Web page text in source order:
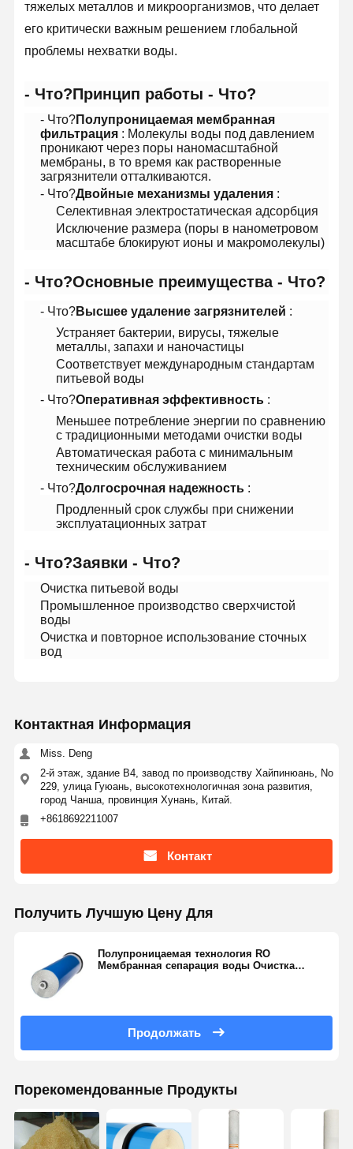
Домой Продукты Видеозаписи О Нас
Экскурсия
Контроль
Свяжитесь С
Случаи
Запросить
Расценки
Лабораторная система сверхчистой воды
Оборудование для сверхчистой воды
Ультрачистая система фильтрации воды
Ультрачистая система водоснабжения
Промышленная система очистки воды
Потребительские материалы для очистки воды
Аксессуары системы очистки воды
тяжелых металлов и микроорганизмов, что делает
его критически важным решением глобальной
проблемы нехватки воды.
- Что?Принцип работы - Что?
- Что?Полупроницаемая мембранная
фильтрация : Молекулы воды под давлением
проникают через поры наномасштабной
мембраны, в то время как растворенные
загрязнители отталкиваются.
- Что?Двойные механизмы удаления :
Селективная электростатическая адсорбция
Исключение размера (поры в нанометровом
масштабе блокируют ионы и макромолекулы)
- Что?Основные преимущества - Что?
- Что?Высшее удаление загрязнителей :
Устраняет бактерии, вирусы, тяжелые
металлы, запахи и наночастицы
Соответствует международным стандартам
питьевой воды
- Что?Оперативная эффективность :
Меньшее потребление энергии по сравнению
с традиционными методами очистки воды
Автоматическая работа с минимальным
техническим обслуживанием
- Что?Долгосрочная надежность :
Продленный срок службы при снижении
эксплуатационных затрат
- Что?Заявки - Что?
Очистка питьевой воды
Промышленное производство сверхчистой
воды
Очистка и повторное использование сточных
вод
Контактная Информация
Miss. Deng
2-й этаж, здание В4, завод по производству Хайпинюань, No
229, улица Гуюань, высокотехнологичная зона развития,
город Чанша, провинция Хунань, Китай.
+8618692211007
Контакт
Получить Лучшую Цену Для
Полупроницаемая технология RO
Мембранная сепарация воды Очистка
Продолжать
Порекомендованные Продукты